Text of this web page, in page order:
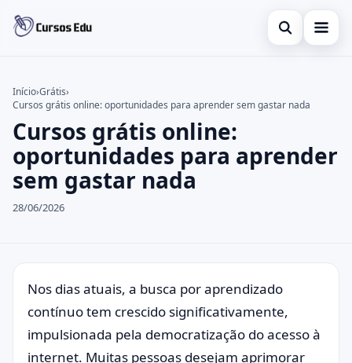
Abrir busca
Inglês
espanhol
Buscar no site
Buscar por:
Pressione Enter para buscar ou ESC para fechar.
Início›Grátis›
Cursos grátis online: oportunidades para aprender sem gastar nada
Cursos grátis online:
oportunidades para aprender
sem gastar nada
28/06/2026
Nos dias atuais, a busca por aprendizado
contínuo tem crescido significativamente,
impulsionada pela democratização do acesso à
internet. Muitas pessoas desejam aprimorar